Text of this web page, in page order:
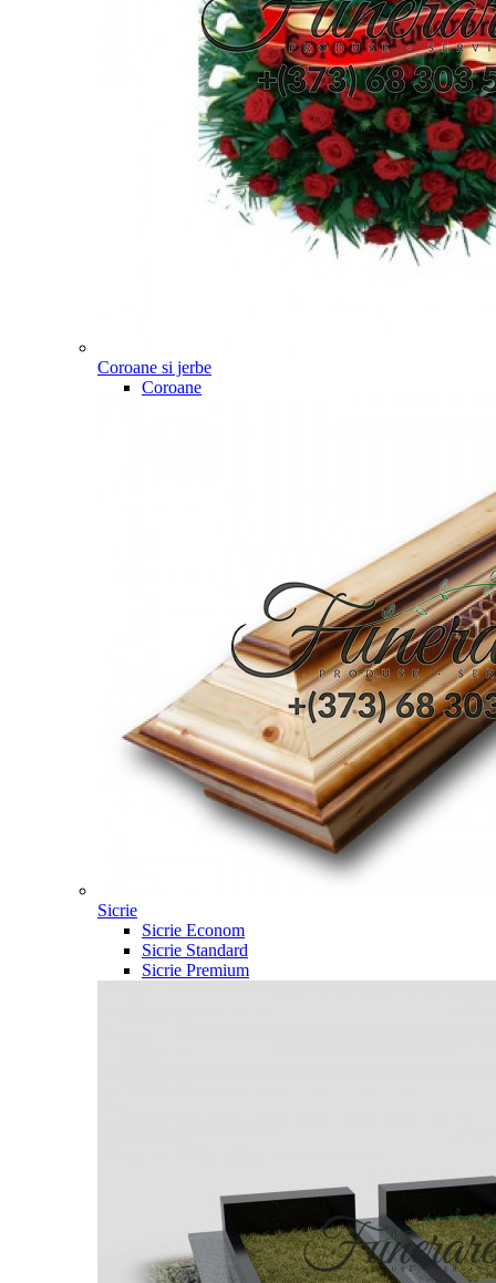
Coroane si jerbe
Coroane
Sicrie
Sicrie Econom
Sicrie Standard
Sicrie Premium